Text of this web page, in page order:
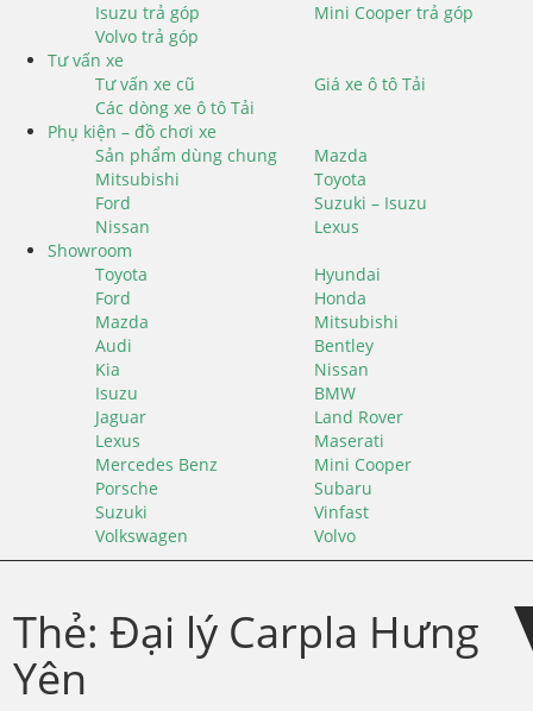
Isuzu trả góp
Mini Cooper trả góp
Volvo trả góp
Tư vấn xe
Tư vấn xe cũ
Giá xe ô tô Tải
Các dòng xe ô tô Tải
Phụ kiện – đồ chơi xe
Sản phẩm dùng chung
Mazda
Mitsubishi
Toyota
Ford
Suzuki – Isuzu
Nissan
Lexus
Showroom
Toyota
Hyundai
Ford
Honda
Mazda
Mitsubishi
Audi
Bentley
Kia
Nissan
Isuzu
BMW
Jaguar
Land Rover
Lexus
Maserati
Mercedes Benz
Mini Cooper
Porsche
Subaru
Suzuki
Vinfast
Volkswagen
Volvo
navigation
content
Thẻ:Đại lý Carpla Hưng
Yên